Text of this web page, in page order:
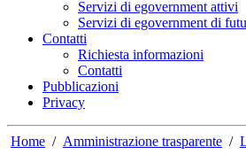
Servizi di egovernment attivi
Servizi di egovernment di
Contatti
Richiesta informazioni
Contatti
Pubblicazioni
Privacy
Home / Amministrazione trasparente /